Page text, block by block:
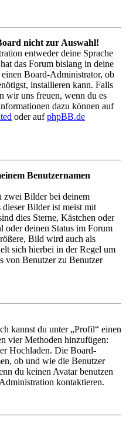
nicht zur Auswahl!
entweder deine Sprache
das Forum bislang in deine
Board-Administrator, ob
installieren kann. Falls
wir uns freuen, wenn du es
dazu können auf
oder aufphpBB.de
Benutzernamen
zwei Bilder bei deinem
dieser Bilder ist meist mit
dies Sterne, Kästchen oder
oder deinen Status im Forum
Bild wird auch als
sich hierbei in der Regel um
von Benutzer zu Benutzer
kannst du unter „Profil“ einen
vier Methoden hinzufügen:
Hochladen. Die Board-
ob und wie die Benutzer
du keinen Avatar benutzen
kontaktieren.